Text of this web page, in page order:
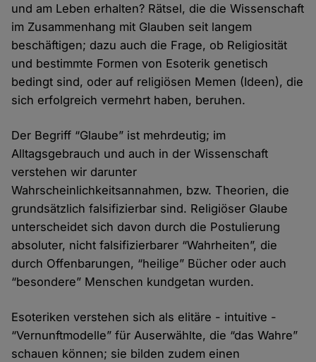
und am Leben erhalten? Rätsel, die die Wissenschaft
im Zusammenhang mit Glauben seit langem
beschäftigen; dazu auch die Frage, ob Religiosität
und bestimmte Formen von Esoterik genetisch
bedingt sind, oder auf religiösen Memen (Ideen), die
sich erfolgreich vermehrt haben, beruhen.
Der Begriff “Glaube” ist mehrdeutig; im
Alltagsgebrauch und auch in der Wissenschaft
verstehen wir darunter
Wahrscheinlichkeitsannahmen, bzw. Theorien, die
grundsätzlich falsifizierbar sind. Religiöser Glaube
unterscheidet sich davon durch die Postulierung
absoluter, nicht falsifizierbarer “Wahrheiten”, die
durch Offenbarungen, “heilige” Bücher oder auch
“besondere” Menschen kundgetan wurden.
Esoteriken verstehen sich als elitäre - intuitive -
“Vernunftmodelle” für Auserwählte, die “das Wahre”
schauen können; sie bilden zudem einen